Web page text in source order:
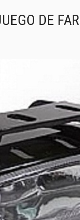
DE